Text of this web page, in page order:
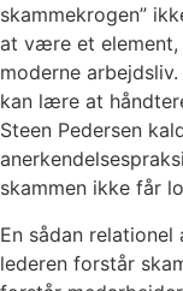
skammekrogen”
at være et element,
moderne
kan lære at
Steen Pedersen
skammen ikke får
En sådan relationel
lederen forstår